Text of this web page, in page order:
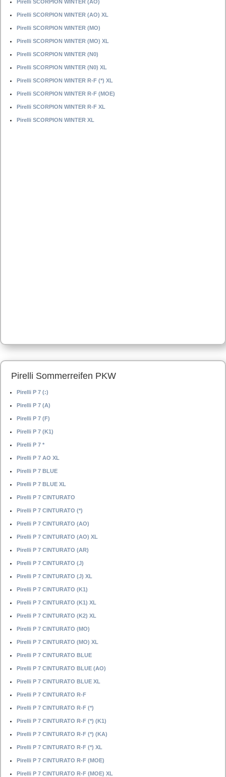
Pirelli SCORPION WINTER (AO)
Pirelli SCORPION WINTER (AO) XL
Pirelli SCORPION WINTER (MO)
Pirelli SCORPION WINTER (MO) XL
Pirelli SCORPION WINTER (N0)
Pirelli SCORPION WINTER (N0) XL
Pirelli SCORPION WINTER R-F (*) XL
Pirelli SCORPION WINTER R-F (MOE)
Pirelli SCORPION WINTER R-F XL
Pirelli SCORPION WINTER XL
Pirelli Sommerreifen PKW
Pirelli P 7 (:)
Pirelli P 7 (A)
Pirelli P 7 (F)
Pirelli P 7 (K1)
Pirelli P 7 *
Pirelli P 7 AO XL
Pirelli P 7 BLUE
Pirelli P 7 BLUE XL
Pirelli P 7 CINTURATO
Pirelli P 7 CINTURATO (*)
Pirelli P 7 CINTURATO (AO)
Pirelli P 7 CINTURATO (AO) XL
Pirelli P 7 CINTURATO (AR)
Pirelli P 7 CINTURATO (J)
Pirelli P 7 CINTURATO (J) XL
Pirelli P 7 CINTURATO (K1)
Pirelli P 7 CINTURATO (K1) XL
Pirelli P 7 CINTURATO (K2) XL
Pirelli P 7 CINTURATO (MO)
Pirelli P 7 CINTURATO (MO) XL
Pirelli P 7 CINTURATO BLUE
Pirelli P 7 CINTURATO BLUE (AO)
Pirelli P 7 CINTURATO BLUE XL
Pirelli P 7 CINTURATO R-F
Pirelli P 7 CINTURATO R-F (*)
Pirelli P 7 CINTURATO R-F (*) (K1)
Pirelli P 7 CINTURATO R-F (*) (KA)
Pirelli P 7 CINTURATO R-F (*) XL
Pirelli P 7 CINTURATO R-F (MOE)
Pirelli P 7 CINTURATO R-F (MOE) XL